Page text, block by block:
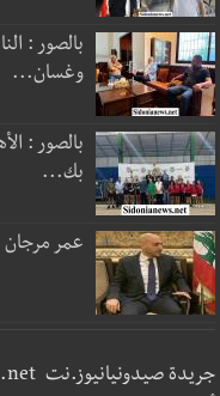
بالصور :
وغسان...
بالصور :
بك...
عمر مرجان
جريدة صيدونيانيوز.نت www.sidonianews.net